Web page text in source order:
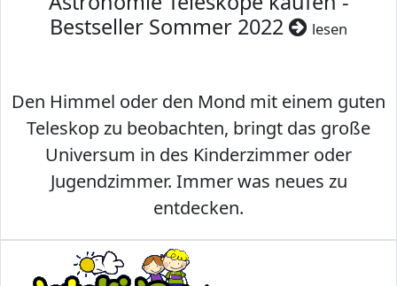
Bestseller Sommer 2022
lesen
Den Himmel oder den Mond mit einem guten
Teleskop zu beobachten, bringt das große
Universum in des Kinderzimmer oder
Jugendzimmer. Immer was neues zu
entdecken.